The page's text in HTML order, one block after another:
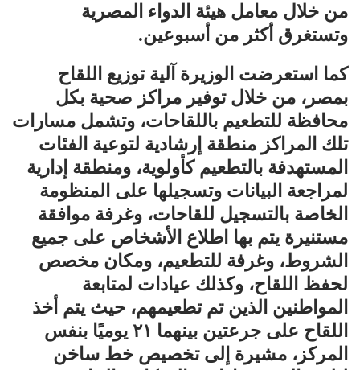
من خلال معامل هيئة الدواء المصرية
وتستغرق أكثر من أسبوعين.
كما استعرضت الوزيرة آلية توزيع اللقاح
بمصر، من خلال توفير مراكز صحية بكل
محافظة للتطعيم باللقاحات، وتشمل مسارات
تلك المراكز منطقة إرشادية لتوعية الفئات
المستهدفة بالتطعيم كأولوية، ومنطقة إدارية
لمراجعة البيانات وتسجيلها على المنظومة
الخاصة بالتسجيل للقاحات، وغرفة موافقة
مستنيرة يتم بها اطلاع الأشخاص على جميع
الشروط، وغرفة للتطعيم، ومكان مخصص
لحفظ اللقاح، وكذلك عيادات لمتابعة
المواطنين الذين تم تطعيمهم، حيث يتم أخذ
اللقاح على جرعتين بينهما ٢١ يوميًا بنفس
المركز، مشيرة إلى تخصيص خط ساخن